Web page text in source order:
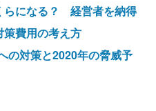
らになる？ 経営者を納得
策費用の考え方
の対策と2020年の脅威予